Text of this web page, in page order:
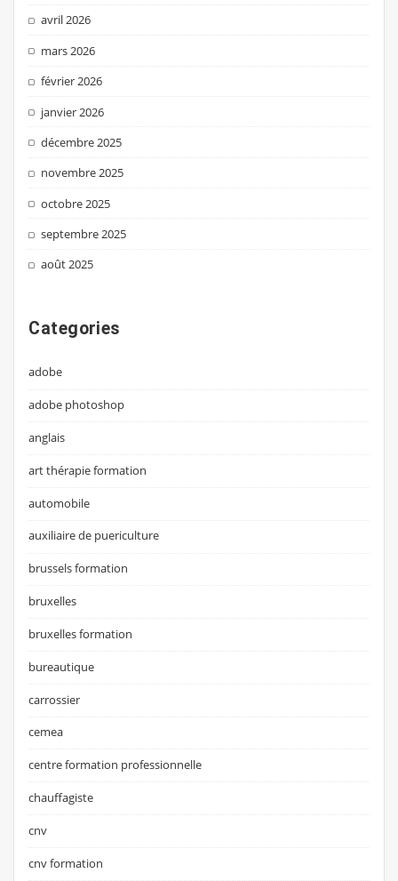
avril 2026
mars 2026
février 2026
janvier 2026
décembre 2025
novembre 2025
octobre 2025
septembre 2025
août 2025
Categories
adobe
adobe photoshop
anglais
art thérapie formation
automobile
auxiliaire de puericulture
brussels formation
bruxelles
bruxelles formation
bureautique
carrossier
cemea
centre formation professionnelle
chauffagiste
cnv
cnv formation